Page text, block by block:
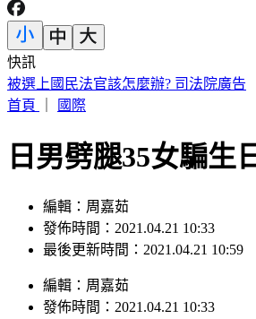
快訊
被選上國民法官該怎麼辦? 司法院廣告
首頁
國際
日男劈腿35女騙
編輯：周嘉茹
發佈時間：2021.04.21 10:33
最後更新時間：2021.04.21 10:59
編輯 ： 周嘉茹
發佈時間： 2021.04.21 10:33